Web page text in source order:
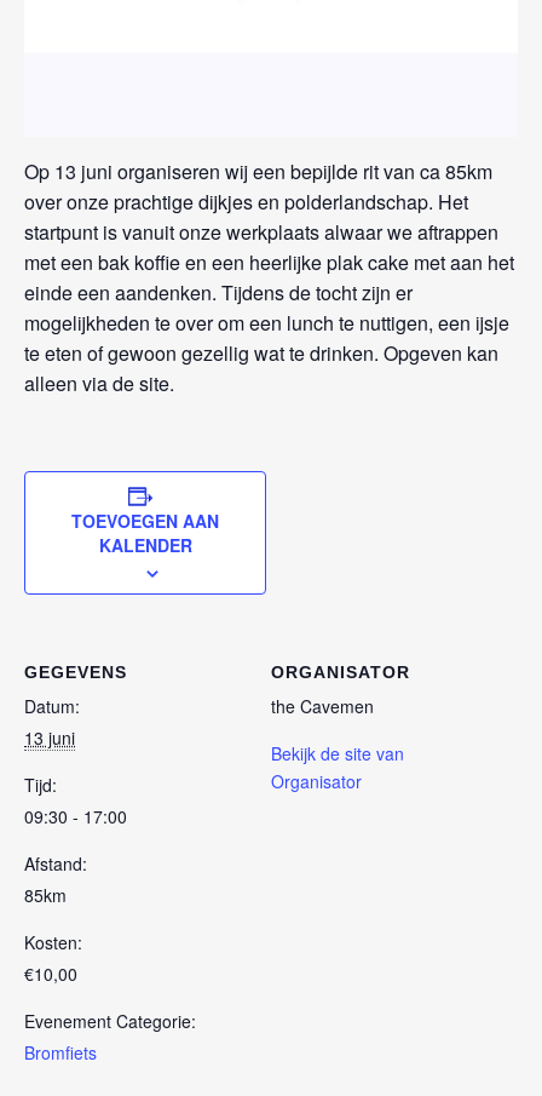
Op 13 juni organiseren wij een bepijlde rit van ca 85km
over onze prachtige dijkjes en polderlandschap. Het
startpunt is vanuit onze werkplaats alwaar we aftrappen
met een bak koffie en een heerlijke plak cake met aan het
einde een aandenken. Tijdens de tocht zijn er
mogelijkheden te over om een lunch te nuttigen, een ijsje
te eten of gewoon gezellig wat te drinken. Opgeven kan
alleen via de site.
TOEVOEGEN AAN
KALENDER
GEGEVENS
Datum:
13 juni
Tijd:
09:30 - 17:00
Afstand:
85km
Kosten:
€10,00
Evenement Categorie:
Bromfiets
ORGANISATOR
the Cavemen
Bekijk de site van
Organisator